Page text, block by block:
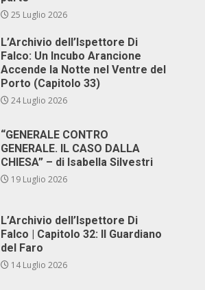
25 Luglio 2026
L’Archivio dell’Ispettore Di
Falco: Un Incubo Arancione
Accende la Notte nel Ventre del
Porto (Capitolo 33)
24 Luglio 2026
“GENERALE CONTRO
GENERALE. IL CASO DALLA
CHIESA” – di Isabella Silvestri
19 Luglio 2026
L’Archivio dell’Ispettore Di
Falco | Capitolo 32: Il Guardiano
del Faro
14 Luglio 2026